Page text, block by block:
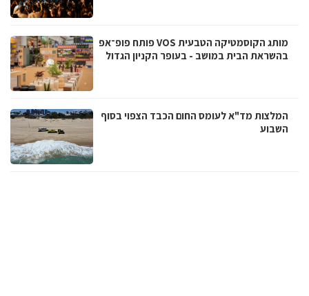
מותג הקוסמטיקה הטבעית VOS פותח פופ־אפ
בהשראת הבית במושב - בעופר הקניון הגדול
המלצות מד"א לעומס החום הכבד הצפוי בסוף
השבוע